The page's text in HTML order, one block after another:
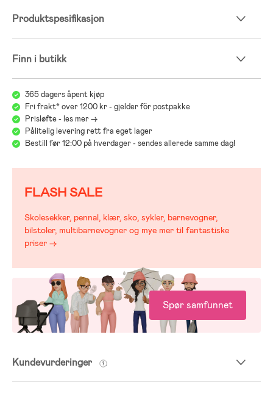
Produktspesifikasjon
Finn i butikk
365 dagers åpent kjøp
Fri frakt* over 1200 kr - gjelder för postpakke
Prisløfte - les mer ->
Pålitelig levering rett fra eget lager
Bestill før 12:00 på hverdager - sendes allerede samme dag!
FLASH SALE
Skolesekker, pennal, klær, sko, sykler, barnevogner,
bilstoler, multibarnevogner og mye mer til fantastiske
priser →
Spør samfunnet
Kundevurderinger